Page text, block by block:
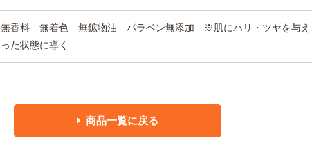
無香料 無着色 無鉱物油 パラベン無添加 ※肌にハリ・ツヤを与え
った状態に導く
商品一覧に戻る